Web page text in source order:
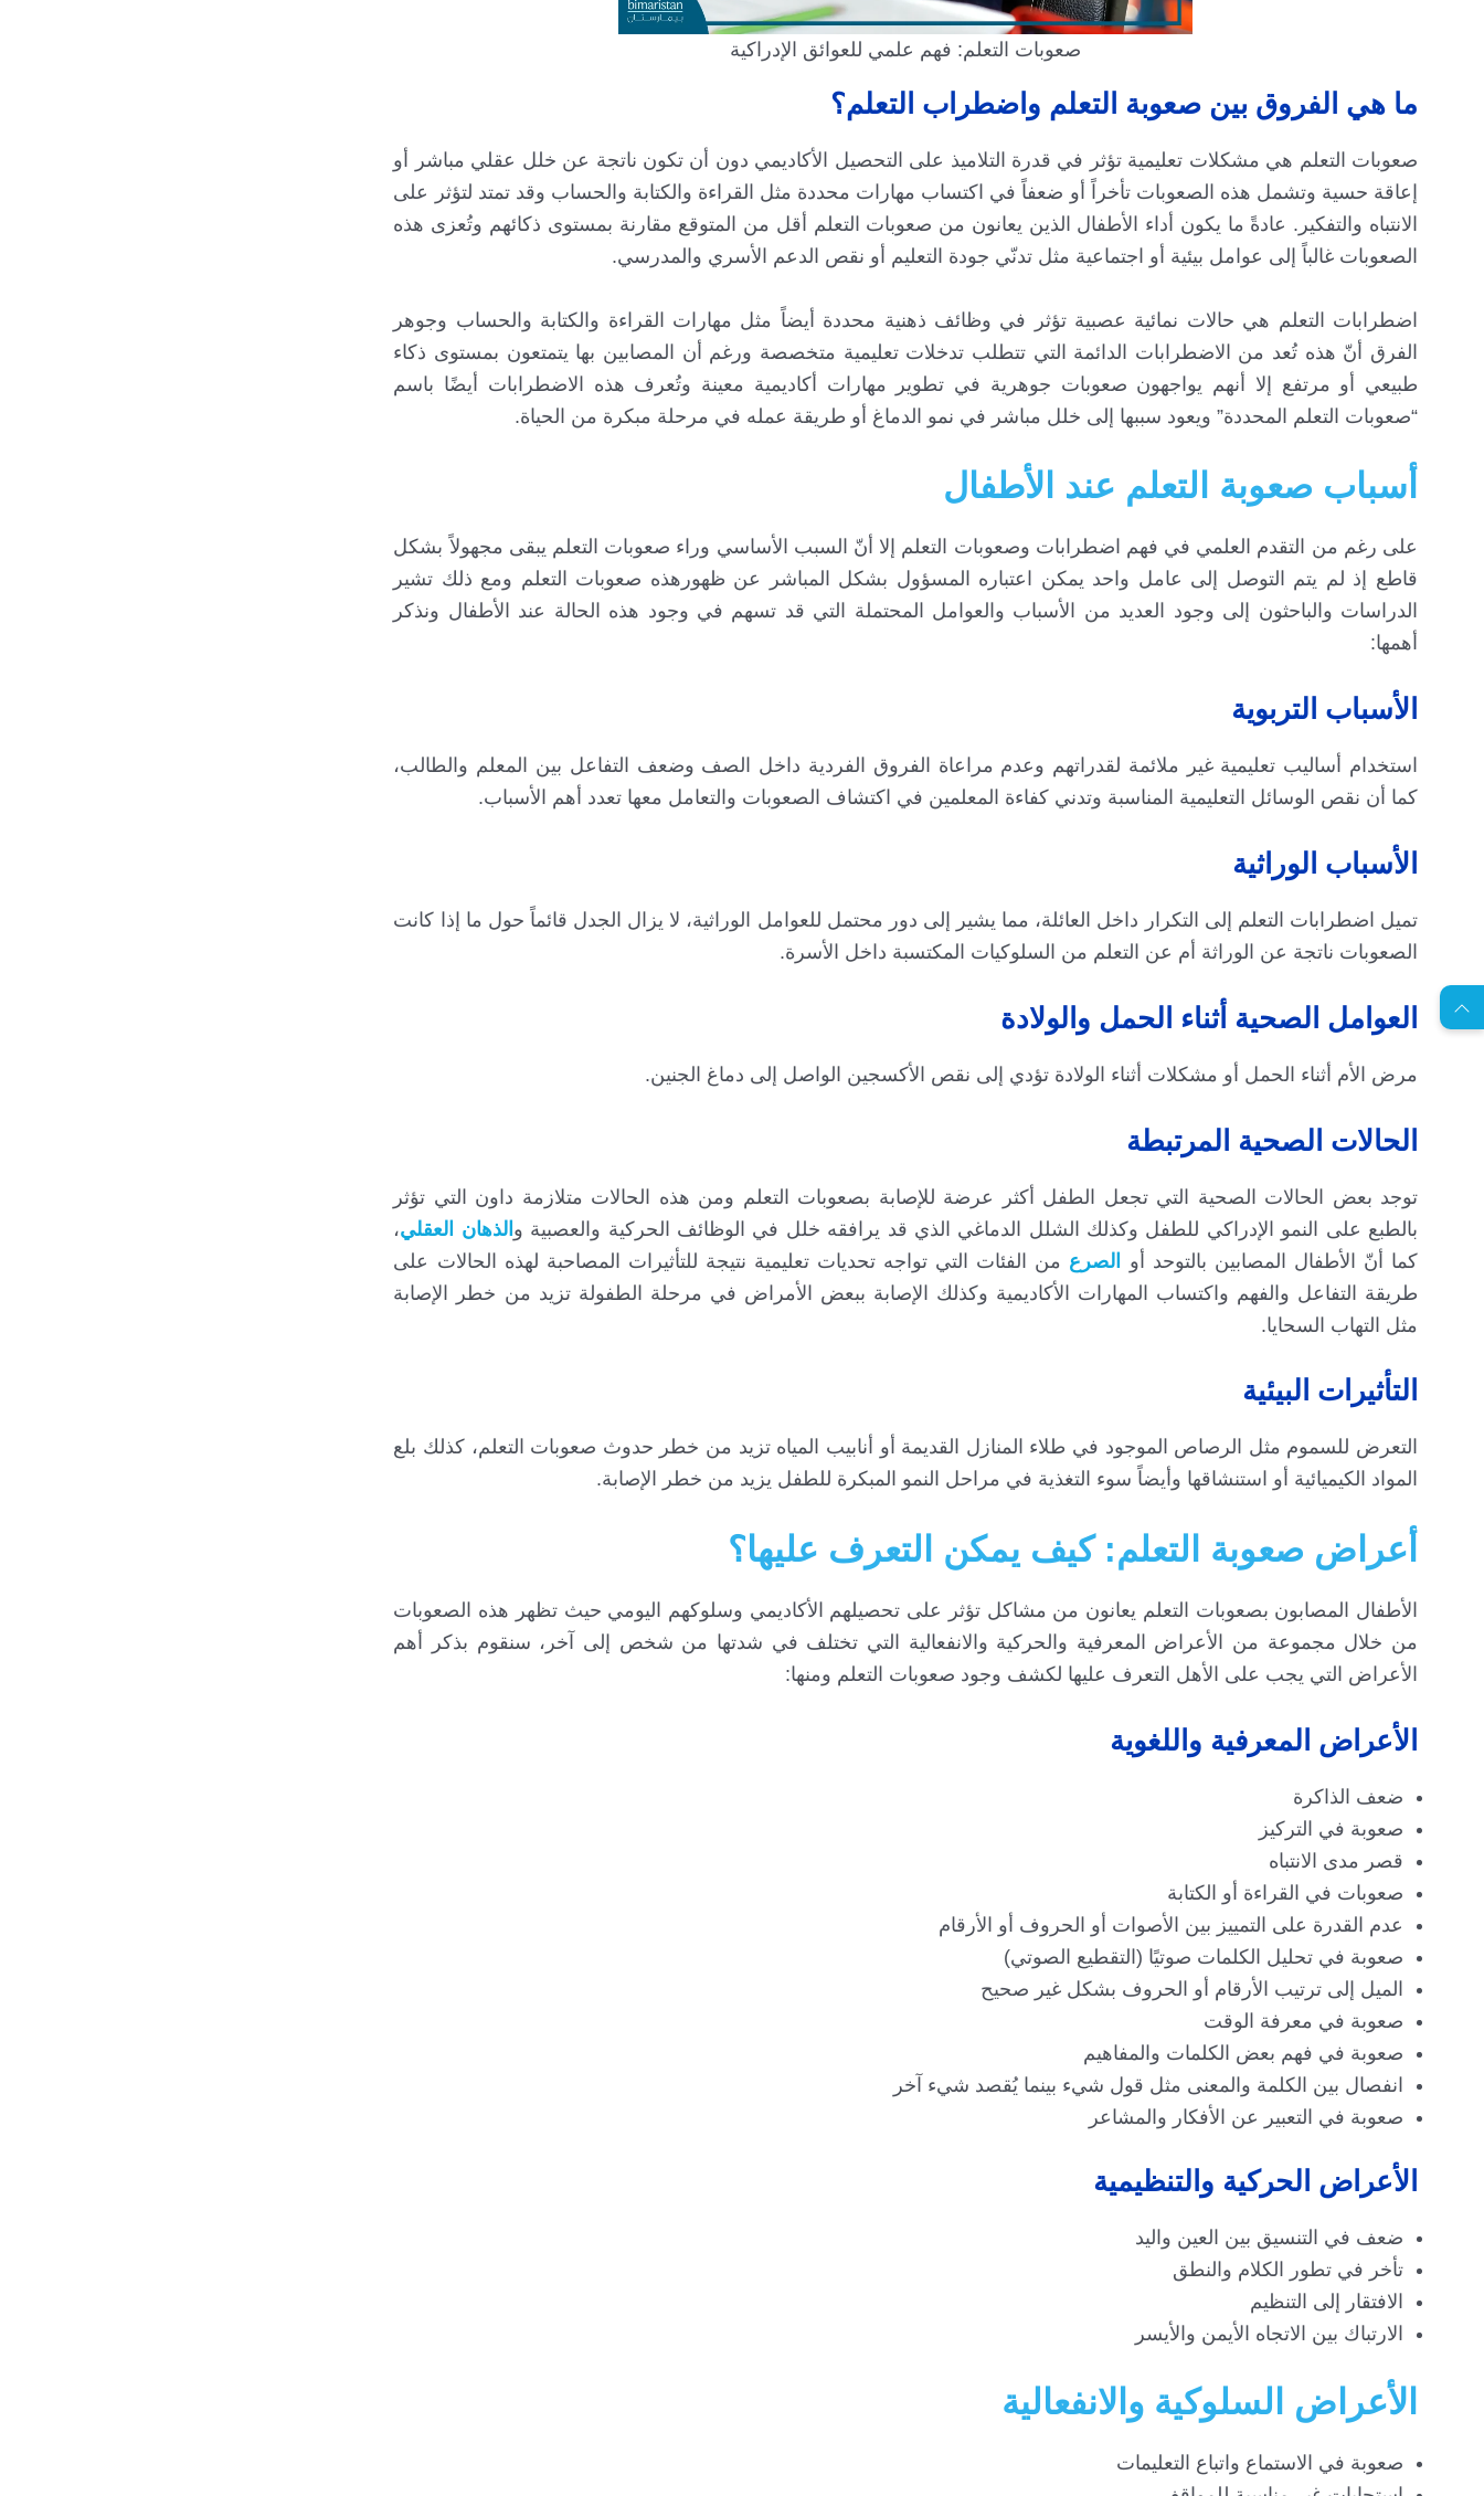
صعوبات التعلم: فهم علمي للعوائق الإدراكية
ما هي الفروق بين صعوبة التعلم واضطراب التعلم؟
صعوبات التعلم هي مشكلات تعليمية تؤثر في قدرة التلاميذ على التحصيل الأكاديمي دون أن تكون ناتجة عن خلل عقلي مباشر أو
إعاقة حسية وتشمل هذه الصعوبات تأخراً أو ضعفاً في اكتساب مهارات محددة مثل القراءة والكتابة والحساب وقد تمتد لتؤثر على
الانتباه والتفكير. عادةً ما يكون أداء الأطفال الذين يعانون من صعوبات التعلم أقل من المتوقع مقارنة بمستوى ذكائهم وتُعزى هذه
الصعوبات غالباً إلى عوامل بيئية أو اجتماعية مثل تدنّي جودة التعليم أو نقص الدعم الأسري والمدرسي.
اضطرابات التعلم هي حالات نمائية عصبية تؤثر في وظائف ذهنية محددة أيضاً مثل مهارات القراءة والكتابة والحساب وجوهر
الفرق أنّ هذه تُعد من الاضطرابات الدائمة التي تتطلب تدخلات تعليمية متخصصة ورغم أن المصابين بها يتمتعون بمستوى ذكاء
طبيعي أو مرتفع إلا أنهم يواجهون صعوبات جوهرية في تطوير مهارات أكاديمية معينة وتُعرف هذه الاضطرابات أيضًا باسم
“صعوبات التعلم المحددة” ويعود سببها إلى خلل مباشر في نمو الدماغ أو طريقة عمله في مرحلة مبكرة من الحياة.
أسباب صعوبة التعلم عند الأطفال
على رغم من التقدم العلمي في فهم اضطرابات وصعوبات التعلم إلا أنّ السبب الأساسي وراء صعوبات التعلم يبقى مجهولاً بشكل
قاطع إذ لم يتم التوصل إلى عامل واحد يمكن اعتباره المسؤول بشكل المباشر عن ظهورهذه صعوبات التعلم ومع ذلك تشير
الدراسات والباحثون إلى وجود العديد من الأسباب والعوامل المحتملة التي قد تسهم في وجود هذه الحالة عند الأطفال ونذكر
أهمها:
الأسباب التربوية
استخدام أساليب تعليمية غير ملائمة لقدراتهم وعدم مراعاة الفروق الفردية داخل الصف وضعف التفاعل بين المعلم والطالب،
كما أن نقص الوسائل التعليمية المناسبة وتدني كفاءة المعلمين في اكتشاف الصعوبات والتعامل معها تعدد أهم الأسباب.
الأسباب الوراثية
تميل اضطرابات التعلم إلى التكرار داخل العائلة، مما يشير إلى دور محتمل للعوامل الوراثية، لا يزال الجدل قائماً حول ما إذا كانت
الصعوبات ناتجة عن الوراثة أم عن التعلم من السلوكيات المكتسبة داخل الأسرة.
العوامل الصحية أثناء الحمل والولادة
مرض الأم أثناء الحمل أو مشكلات أثناء الولادة تؤدي إلى نقص الأكسجين الواصل إلى دماغ الجنين.
الحالات الصحية المرتبطة
توجد بعض الحالات الصحية التي تجعل الطفل أكثر عرضة للإصابة بصعوبات التعلم ومن هذه الحالات متلازمة داون التي تؤثر
بالطبع على النمو الإدراكي للطفل وكذلك الشلل الدماغي الذي قد يرافقه خلل في الوظائف الحركية والعصبية و الذهان العقلي،
كما أنّ الأطفال المصابين بالتوحد أو
الصرع من الفئات التي تواجه تحديات تعليمية نتيجة للتأثيرات المصاحبة لهذه الحالات على
طريقة التفاعل والفهم واكتساب المهارات الأكاديمية وكذلك الإصابة ببعض الأمراض في مرحلة الطفولة تزيد من خطر الإصابة
مثل التهاب السحايا.
التأثيرات البيئية
التعرض للسموم مثل الرصاص الموجود في طلاء المنازل القديمة أو أنابيب المياه تزيد من خطر حدوث صعوبات التعلم، كذلك بلع
المواد الكيميائية أو استنشاقها وأيضاً سوء التغذية في مراحل النمو المبكرة للطفل يزيد من خطر الإصابة.
أعراض صعوبة التعلم: كيف يمكن التعرف عليها؟
الأطفال المصابون بصعوبات التعلم يعانون من مشاكل تؤثر على تحصيلهم الأكاديمي وسلوكهم اليومي حيث تظهر هذه الصعوبات
من خلال مجموعة من الأعراض المعرفية والحركية والانفعالية التي تختلف في شدتها من شخص إلى آخر، سنقوم بذكر أهم
الأعراض التي يجب على الأهل التعرف عليها لكشف وجود صعوبات التعلم ومنها:
الأعراض المعرفية واللغوية
ضعف الذاكرة
صعوبة في التركيز
قصر مدى الانتباه
صعوبات في القراءة أو الكتابة
عدم القدرة على التمييز بين الأصوات أو الحروف أو الأرقام
صعوبة في تحليل الكلمات صوتيًا (التقطيع الصوتي)
الميل إلى ترتيب الأرقام أو الحروف بشكل غير صحيح
صعوبة في معرفة الوقت
صعوبة في فهم بعض الكلمات والمفاهيم
انفصال بين الكلمة والمعنى مثل قول شيء بينما يُقصد شيء آخر
صعوبة في التعبير عن الأفكار والمشاعر
الأعراض الحركية والتنظيمية
ضعف في التنسيق بين العين واليد
تأخر في تطور الكلام والنطق
الافتقار إلى التنظيم
الارتباك بين الاتجاه الأيمن والأيسر
الأعراض السلوكية والانفعالية
صعوبة في الاستماع واتباع التعليمات